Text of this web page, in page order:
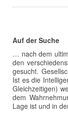
Auf der Suche
… nach dem
den
gesucht.
Ist es die
Gleichzeitigen)
dem
Lage ist und in